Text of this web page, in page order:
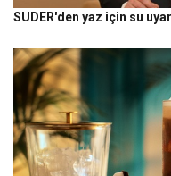
SUDER'den yaz için su